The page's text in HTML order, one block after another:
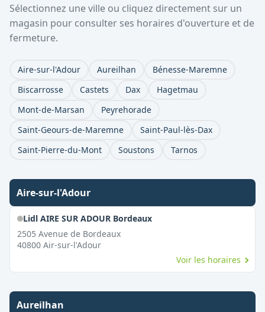
Sélectionnez une ville ou cliquez directement sur un
magasin pour consulter ses horaires d'ouverture et de
fermeture.
Aire-sur-l'Adour Aureilhan
Bénesse-Maremne
Biscarrosse
Castets Dax
Hagetmau
Mont-de-Marsan
Peyrehorade
Saint-Geours-de-Maremne
Saint-Paul-lès-Dax
Saint-Pierre-du-Mont
Soustons Tarnos
Aire-sur-l'Adour
Lidl AIRE SUR ADOUR Bordeaux
2505 Avenue de Bordeaux
40800 Air-sur-l'Adour
Voir les horaires
Aureilhan